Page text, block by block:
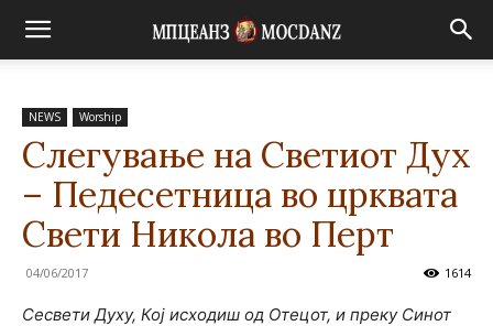
NEWS Worship
Слегување на Светиот Дух
– Педесетница во црквата
Свети Никола во Перт
04/06/2017 1614
Сесвети Духу, Кој исходиш од Отецот, и преку Синот